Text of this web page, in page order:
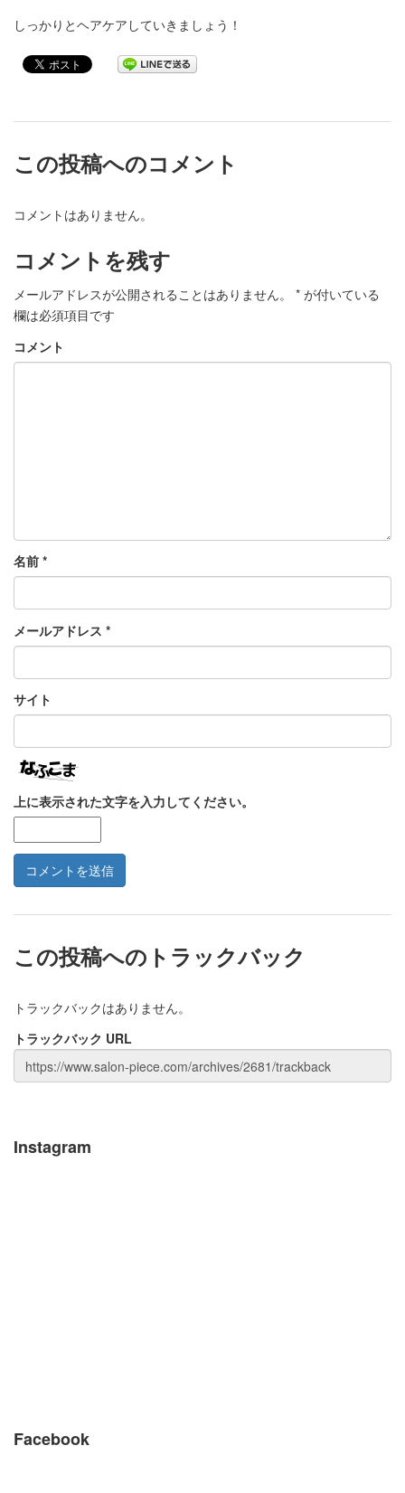
しっかりとヘアケアしていきましょう！
この投稿へのコメント
コメントはありません。
コメントを残す
メールアドレスが公開されることはありません。 * が付いている
欄は必須項目です
コメント
名前 *
メールアドレス *
サイト
上に表示された文字を入力してください。
この投稿へのトラックバック
トラックバックはありません。
トラックバック URL
Instagram
Facebook